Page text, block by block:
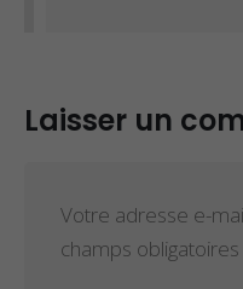
Laisser un
Votre adresse e-
champs